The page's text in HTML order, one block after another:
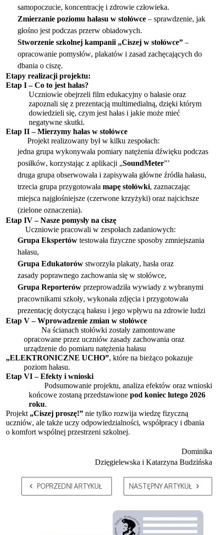
samopoczucie, koncentrację i zdrowie człowieka.
Zmierzanie poziomu hałasu w stołówce – sprawdzenie, jak
głośno jest podczas przerw obiadowych.
Stworzenie szkolnej kampanii „Ciszej w stołówce” –
opracowanie pomysłów, plakatów i zasad zachęcających do
dbania o ciszę.
Etapy realizacji projektu:
Etap I – Co to jest hałas?
Uczniowie obejrzeli film edukacyjny o hałasie oraz
zapoznali się z prezentacją multimedialną, dzięki którym
dowiedzieli się, czym jest hałas i jakie może mieć
negatywne skutki.
Etap II – Mierzymy hałas w stołówce
Projekt realizowany był w kilku zespołach:
jedna grupa wykonywała pomiary natężenia dźwięku podczas
posiłków, korzystając z aplikacji „SoundMeter”’
druga grupa obserwowała i zapisywała główne źródła hałasu,
trzecia grupa przygotowała mapę stołówki, zaznaczając
miejsca najgłośniejsze (czerwone krzyżyki) oraz najcichsze
(zielone oznaczenia).
Etap IV – Nasze pomysły na ciszę
Uczniowie pracowali w zespołach zadaniowych:
Grupa Ekspertów testowała fizyczne sposoby zmniejszania
hałasu,
Grupa Edukatorów stworzyła plakaty, hasła oraz
zasady poprawnego zachowania się w stołówce,
Grupa Reporterów przeprowadziła wywiady z wybranymi
pracownikami szkoły, wykonała zdjęcia i przygotowała
prezentację dotyczącą hałasu i jego wpływu na zdrowie ludzi
Etap V – Wprowadzenie zmian w stołówce
Na ścianach stołówki zostały zamontowane
opracowane przez uczniów zasady zachowania oraz
urządzenie do pomiaru natężenia hałasu
„ELEKTRONICZNE UCHO”, które na bieżąco pokazuje
poziom hałasu.
Etap VI – Efekty i wnioski
Podsumowanie projektu, analiza efektów oraz wnioski
końcowe zostaną przedstawione pod koniec lutego 2026
roku.
Projekt „Ciszej proszę!” nie tylko rozwija wiedzę fizyczną
uczniów, ale także uczy odpowiedzialności, współpracy i dbania
o komfort wspólnej przestrzeni szkolnej.
Dominika
Dzięgielewska i Katarzyna Budzińska
POPRZEDNI ARTYKUŁ NASTĘPNY ARTYKUŁ